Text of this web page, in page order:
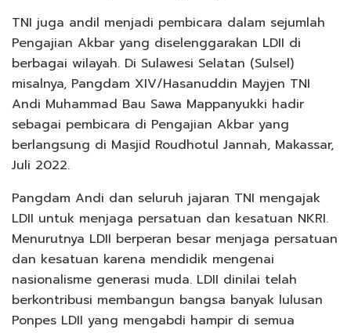
TNI juga andil menjadi pembicara dalam sejumlah
Pengajian Akbar yang diselenggarakan LDII di
berbagai wilayah. Di Sulawesi Selatan (Sulsel)
misalnya, Pangdam XIV/Hasanuddin Mayjen TNI
Andi Muhammad Bau Sawa Mappanyukki hadir
sebagai pembicara di Pengajian Akbar yang
berlangsung di Masjid Roudhotul Jannah, Makassar,
Juli 2022.
Pangdam Andi dan seluruh jajaran TNI mengajak
LDII untuk menjaga persatuan dan kesatuan NKRI.
Menurutnya LDII berperan besar menjaga persatuan
dan kesatuan karena mendidik mengenai
nasionalisme generasi muda. LDII dinilai telah
berkontribusi membangun bangsa banyak lulusan
Ponpes LDII yang mengabdi hampir di semua